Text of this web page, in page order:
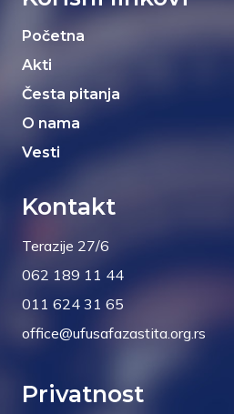
Početna
Akti
Česta pitanja
O nama
Vesti
Kontakt
Terazije 27/6
062 189 11 44
011 624 31 65
office@ufusafazastita.org.rs
Privatnost